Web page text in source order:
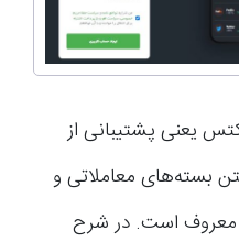
یعنی پشتیبانی از
بسته‌های معاملاتی و
معروف است. در شرح